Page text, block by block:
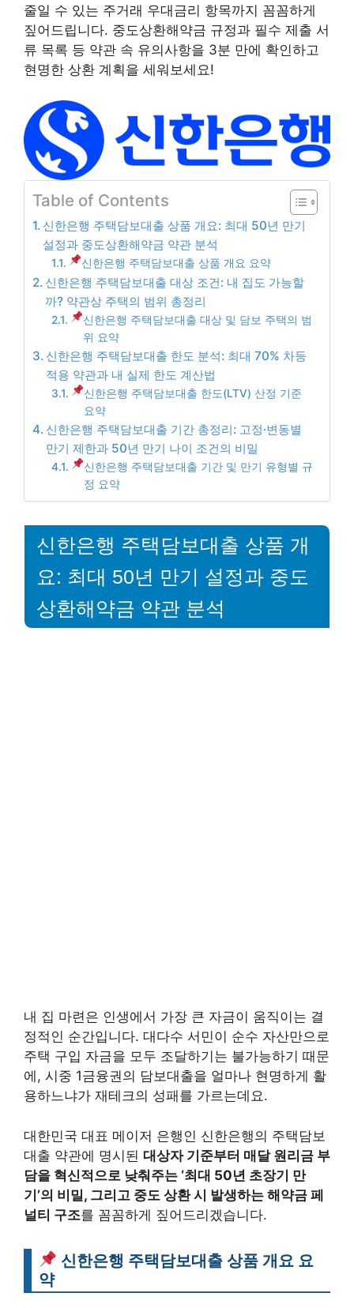
줄일 수 있는 주거래 우대금리 항목까지 꼼꼼하게
짚어드립니다. 중도상환해약금 규정과 필수 제출 서
류 목록 등 약관 속 유의사항을 3분 만에 확인하고
현명한 상환 계획을 세워보세요!
Table of Contents
신한은행 주택담보대출 상품 개요: 최대 50년 만기
설정과 중도상환해약금 약관 분석
신한은행 주택담보대출 상품 개요 요약
신한은행 주택담보대출 대상 조건: 내 집도 가능할
까? 약관상 주택의 범위 총정리
신한은행 주택담보대출 대상 및 담보 주택의 범
위 요약
신한은행 주택담보대출 한도 분석: 최대 70% 차등
적용 약관과 내 실제 한도 계산법
신한은행 주택담보대출 한도(LTV) 산정 기준
요약
신한은행 주택담보대출 기간 총정리: 고정·변동별
만기 제한과 50년 만기 나이 조건의 비밀
신한은행 주택담보대출 기간 및 만기 유형별 규
정 요약
신한은행 주택담보대출 상품 개
요: 최대 50년 만기 설정과 중도
상환해약금 약관 분석
내 집 마련은 인생에서 가장 큰 자금이 움직이는 결
정적인 순간입니다. 대다수 서민이 순수 자산만으로
주택 구입 자금을 모두 조달하기는 불가능하기 때문
에, 시중 1금융권의 담보대출을 얼마나 현명하게 활
용하느냐가 재테크의 성패를 가르는데요.
대한민국 대표 메이저 은행인 신한은행의 주택담보
대출 약관에 명시된 대상자 기준부터 매달 원리금 부
담을 혁신적으로 낮춰주는 ‘최대 50년 초장기 만
기’의 비밀, 그리고 중도 상환 시 발생하는 해약금 페
널티 구조를 꼼꼼하게 짚어드리겠습니다.
신한은행 주택담보대출 상품 개요 요
약